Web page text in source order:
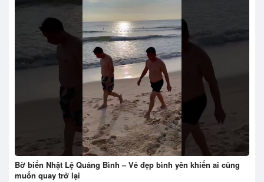
Bờ biển Nhật Lệ Quảng Bình – Vẻ đẹp bình yên khiến ai cũng
muốn quay trở lại